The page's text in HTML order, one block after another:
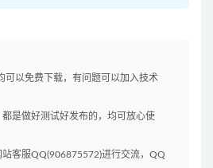
以免费下载，有问题可以加入技术
是做好测试好发布的，均可放心使
客服QQ(906875572)进行交流，QQ